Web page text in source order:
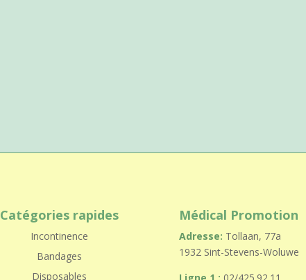
Catégories rapides
Incontinence
Bandages
Disposables
Médical Promotion
Adresse: Tollaan, 77a
1932 Sint-Stevens-Woluwe